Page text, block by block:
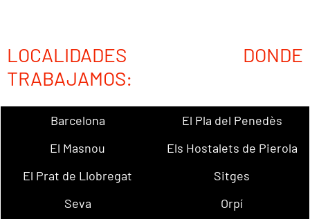
LOCALIDADES DONDE
TRABAJAMOS:
Barcelona
El Pla del Penedès
El Masnou
Els Hostalets de Pierola
El Prat de Llobregat
Sitges
Seva
Orpí